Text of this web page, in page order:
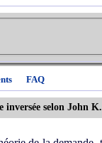
FAQ
inversée selon John